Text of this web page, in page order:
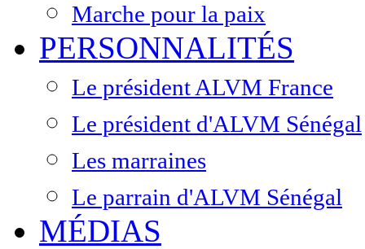
Marche pour la paix
PERSONNALITÉS
Le président ALVM France
Le président d'ALVM Sénégal
Les marraines
Le parrain d'ALVM Sénégal
MÉDIAS